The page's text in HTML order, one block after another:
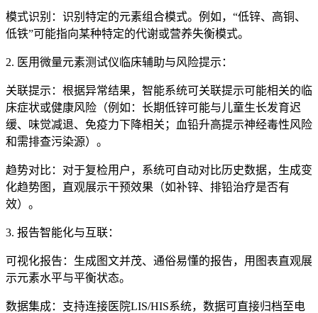
模式识别：识别特定的元素组合模式。例如，“低锌、高铜、
低铁”可能指向某种特定的代谢或营养失衡模式。
2. 医用微量元素测试仪 临床辅助与风险提示：
关联提示：根据异常结果，智能系统可关联提示可能相关的临
床症状或健康风险（例如：长期低锌可能与儿童生长发育迟
缓、味觉减退、免疫力下降相关；血铅升高提示神经毒性风险
和需排查污染源）。
趋势对比：对于复检用户，系统可自动对比历史数据，生成变
化趋势图，直观展示干预效果（如补锌、排铅治疗是否有
效）。
3. 报告智能化与互联：
可视化报告：生成图文并茂、通俗易懂的报告，用图表直观展
示元素水平与平衡状态。
数据集成：支持连接医院LIS/HIS系统，数据可直接归档至电